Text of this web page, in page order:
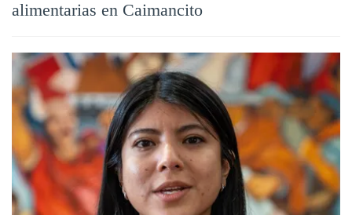
alimentarias en Caimancito